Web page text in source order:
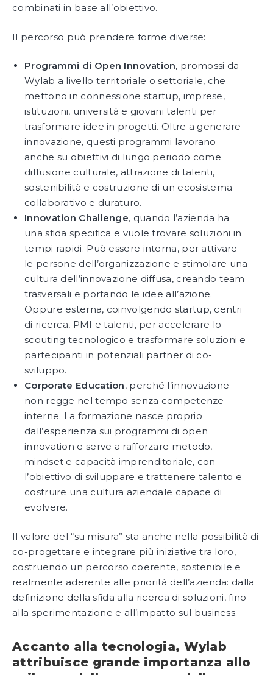
combinati in base all’obiettivo.
Il percorso può prendere forme diverse:
Programmi di Open Innovation, promossi da
Wylab a livello territoriale o settoriale, che
mettono in connessione startup, imprese,
istituzioni, università e giovani talenti per
trasformare idee in progetti. Oltre a generare
innovazione, questi programmi lavorano
anche su obiettivi di lungo periodo come
diffusione culturale, attrazione di talenti,
sostenibilità e costruzione di un ecosistema
collaborativo e duraturo.
Innovation Challenge, quando l’azienda ha
una sfida specifica e vuole trovare soluzioni in
tempi rapidi. Può essere interna, per attivare
le persone dell’organizzazione e stimolare una
cultura dell’innovazione diffusa, creando team
trasversali e portando le idee all’azione.
Oppure esterna, coinvolgendo startup, centri
di ricerca, PMI e talenti, per accelerare lo
scouting tecnologico e trasformare soluzioni e
partecipanti in potenziali partner di co-
sviluppo.
Corporate Education, perché l’innovazione
non regge nel tempo senza competenze
interne. La formazione nasce proprio
dall’esperienza sui programmi di open
innovation e serve a rafforzare metodo,
mindset e capacità imprenditoriale, con
l’obiettivo di sviluppare e trattenere talento e
costruire una cultura aziendale capace di
evolvere.
Il valore del “su misura” sta anche nella possibilità di
co-progettare e integrare più iniziative tra loro,
costruendo un percorso coerente, sostenibile e
realmente aderente alle priorità dell’azienda: dalla
definizione della sfida alla ricerca di soluzioni, fino
alla sperimentazione e all’impatto sul business.
Accanto alla tecnologia, Wylab
attribuisce grande importanza allo